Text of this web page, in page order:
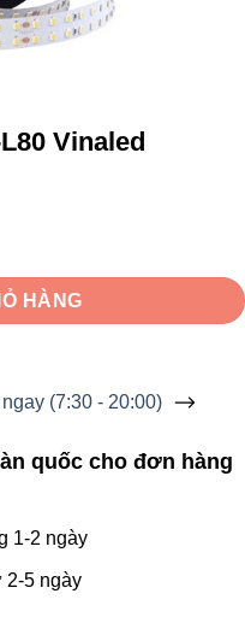
Vinaled
lượng
HÀNG
(7:30 - 20:00)
quốc cho đơn hàng
1-2 ngày
2-5 ngày